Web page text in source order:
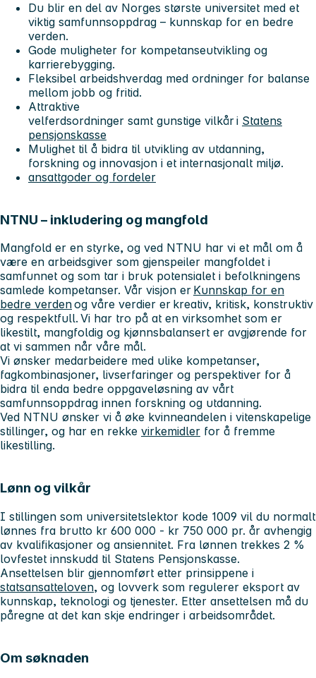
Du blir en del av Norges største universitet med et
viktig samfunnsoppdrag – kunnskap for en bedre
verden.
Gode muligheter for kompetanseutvikling og
karrierebygging.
Fleksibel arbeidshverdag med ordninger for balanse
mellom jobb og fritid.
Attraktive
velferdsordninger samt gunstige vilkår i Statens
pensjonskasse
Mulighet til å bidra til utvikling av utdanning,
forskning og innovasjon i et internasjonalt miljø.
ansattgoder og fordeler
NTNU – inkludering og mangfold
Mangfold er en styrke, og ved NTNU har vi et mål om å
være en arbeidsgiver som gjenspeiler mangfoldet i
samfunnet og som tar i bruk potensialet i befolkningens
samlede kompetanser. Vår visjon er Kunnskap for en
bedre verdenog våre verdier er kreativ, kritisk, konstruktiv
og respektfull. Vi har tro på at en virksomhet som er
likestilt, mangfoldig og kjønnsbalansert er avgjørende for
at vi sammen når våre mål.
Vi ønsker medarbeidere med ulike kompetanser,
fagkombinasjoner, livserfaringer og perspektiver for å
bidra til enda bedre oppgaveløsning av vårt
samfunnsoppdrag innen forskning og utdanning.
Ved NTNU ønsker vi å øke kvinneandelen i vitenskapelige
stillinger, og har en rekke virkemidler for å fremme
likestilling.
Lønn og vilkår
I stillingen som universitetslektor kode 1009 vil du normalt
lønnes fra brutto kr 600 000 - kr 750 000 pr. år avhengig
av kvalifikasjoner og ansiennitet. Fra lønnen trekkes 2 %
lovfestet innskudd til Statens Pensjonskasse.
Ansettelsen blir gjennomført etter prinsippene i
statsansatteloven, og lovverk som regulerer eksport av
kunnskap, teknologi og tjenester. Etter ansettelsen må du
påregne at det kan skje endringer i arbeidsområdet.
Om søknaden